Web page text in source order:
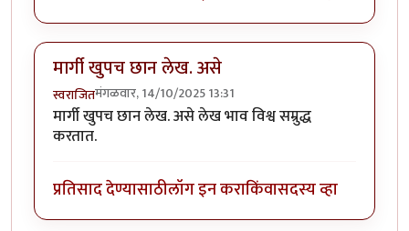
मार्गी खुपच छान लेख. असे
स्वराजितमंगळवार, 14/10/2025 13:31
मार्गी खुपच छान लेख. असे लेख भाव विश्व सम्रुद्ध
करतात.
प्रतिसाद देण्यासाठीलॉग इन कराकिंवासदस्य व्हा